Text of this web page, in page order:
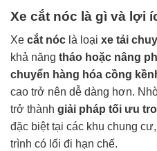
Xe cắt nóc là gì và lợi
Xe cắt nóc là loại xe tải
khả năng tháo hoặc nâng
chuyển hàng hóa cồng
cao trở nên dễ dàng hơn.
trở thành giải pháp tối ưu
đặc biệt tại các khu chung
trình có lối đi hạn chế.